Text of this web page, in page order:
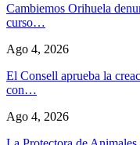
Cambiemos Orihuela
curso…
Ago 4, 2026
El Consell aprueba la
con…
Ago 4, 2026